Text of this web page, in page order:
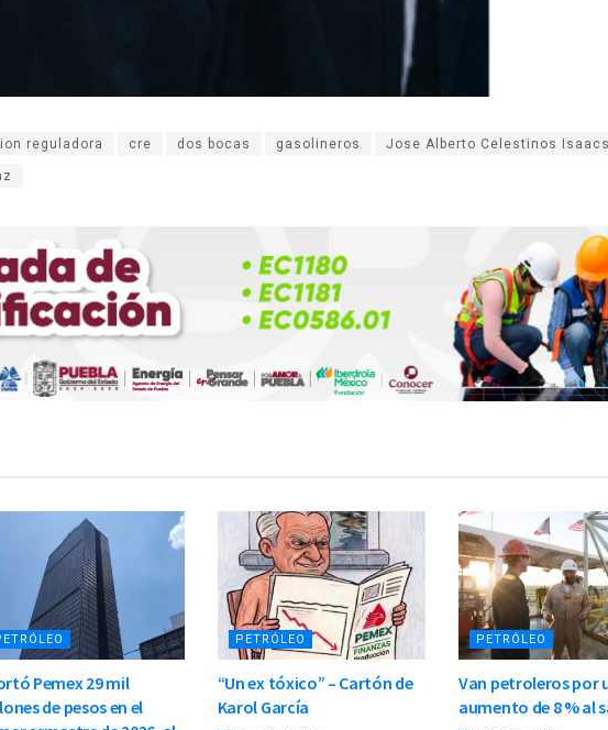
reguladora cre dos bocas gasolineros Jose Alberto Celestinos
Pemex 29 mil
de pesos en el
PETRÓLEO
“Un ex tóxico” – Cartón de
Karol García
PETRÓLEO
Van petroleros por
aumento de 8 % al